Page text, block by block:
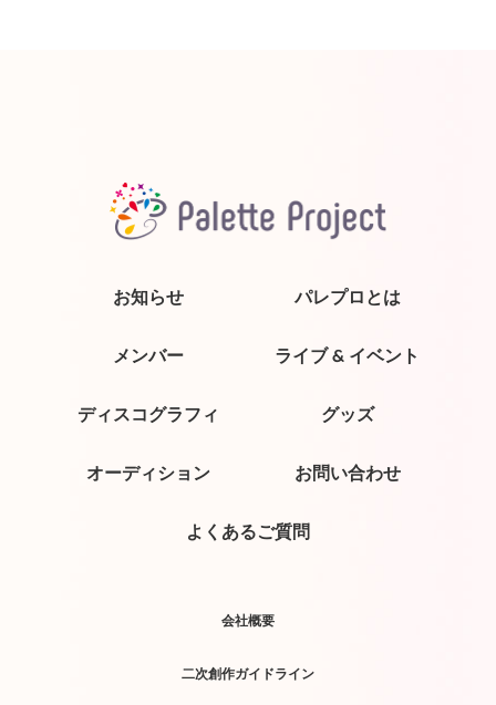
お知らせ パレプロとは
メンバー ライブ & イベント
ディスコグラフィ グッズ
オーディション お問い合わせ
よくあるご質問
会社概要
二次創作ガイドライン